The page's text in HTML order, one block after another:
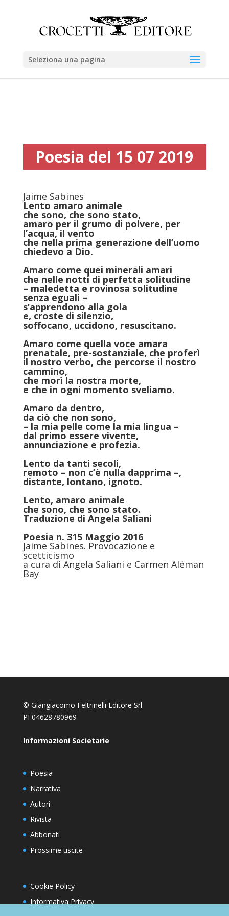
Seleziona una pagina
Poesia del 15 07 2019
Jaime Sabines
Lento amaro animale
che sono, che sono stato,
amaro per il grumo di polvere, per
l’acqua, il vento
che nella prima generazione dell’uomo
chiedevo a Dio.
Amaro come quei minerali amari
che nelle notti di perfetta solitudine
– maledetta e rovinosa solitudine
senza eguali –
s’apprendono alla gola
e, croste di silenzio,
soffocano, uccidono, resuscitano.
Amaro come quella voce amara
prenatale, pre-sostanziale, che proferì
il nostro verbo, che percorse il nostro
cammino,
che morì la nostra morte,
e che in ogni momento sveliamo.
Amaro da dentro,
da ciò che non sono,
– la mia pelle come la mia lingua –
dal primo essere vivente,
annunciazione e profezia.
Lento da tanti secoli,
remoto – non c’è nulla dapprima –,
distante, lontano, ignoto.
Lento, amaro animale
che sono, che sono stato.
Traduzione di Angela Saliani
Poesia n. 315 Maggio 2016
Jaime Sabines. Provocazione e
scetticismo
a cura di Angela Saliani e Carmen Aléman
Bay
© Giangiacomo Feltrinelli Editore Srl
PI 04628780969
Informazioni Societarie
Poesia
Narrativa
Autori
Rivista
Abbonati
Prossime uscite
Cookie Policy
Informativa Privacy